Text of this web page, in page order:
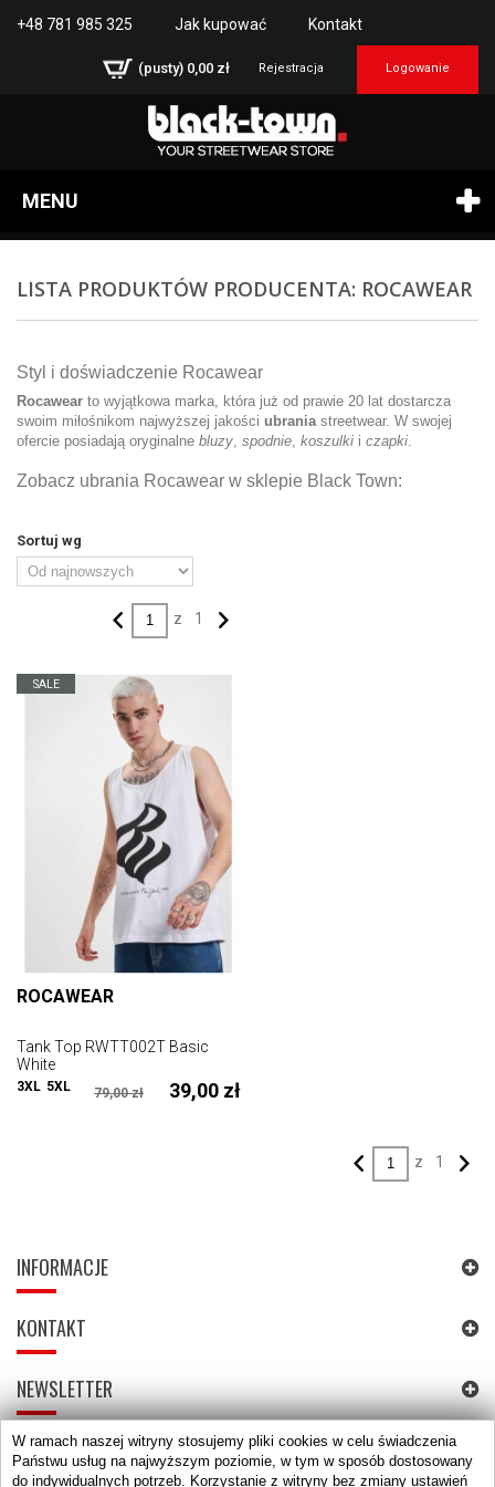
+48 781 985 325 Jak kupować Kontakt
Rejestracja Logowanie
(pusty) 0,00 zł
MENU
LISTA PRODUKTÓW PRODUCENTA: ROCAWEAR
Styl i doświadczenie Rocawear
Rocawear to wyjątkowa marka, która już od prawie 20 lat dostarcza
swoim miłośnikom najwyższej jakości ubraniastreetwear. W swojej
ofercie posiadają oryginalne bluzy, spodnie, koszulki i czapki.
Zobacz ubrania Rocawear w sklepie Black Town:
Sortuj wg
z 1
SALE
ROCAWEAR
Tank Top RWTT002T Basic
White
39,00 zł
79,00 zł
3XL 5XL
z 1
INFORMACJE
KONTAKT
NEWSLETTER
DOŁĄCZ DO NASZEJ SPOŁECZNOŚCI
W ramach naszej witryny stosujemy pliki cookies w celu świadczenia
Państwu usług na najwyższym poziomie, w tym w sposób dostosowany
do indywidualnych potrzeb. Korzystanie z witryny bez zmiany ustawień